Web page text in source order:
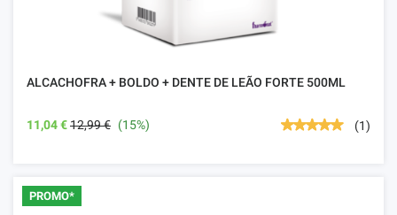
ALCACHOFRA + BOLDO + DENTE DE LEÃO FORTE 500ML
11,04 €12,99 € (15%) (1)
PROMO*